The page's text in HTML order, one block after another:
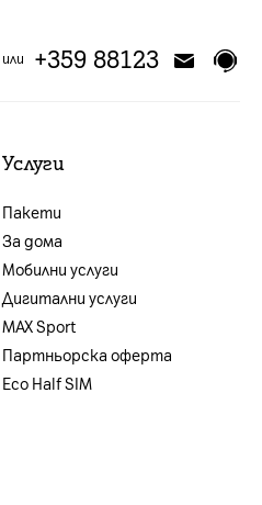
или +359 88123
Услуги
Пакети
За дома
Мобилни услуги
Дигитални услуги
MAX Sport
Партньорска оферта
Eco Half SIM